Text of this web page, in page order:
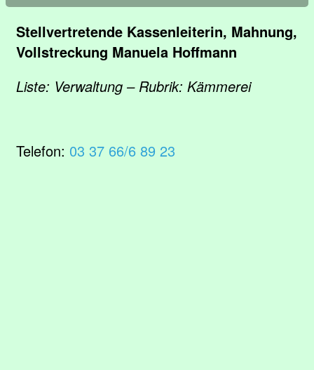
Stellvertretende Kassenleiterin, Mahnung,
Vollstreckung Manuela Hoffmann
Liste: Verwaltung – Rubrik: Kämmerei
Telefon: 03 37 66/6 89 23